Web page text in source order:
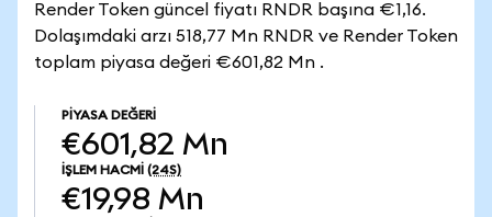
Render Token güncel fiyatı RNDR başına €1,16.
Dolaşımdaki arzı 518,77 Mn RNDR ve Render Token
toplam piyasa değeri €601,82 Mn .
PIYASA DEĞERI
€601,82 Mn
İŞLEM HACMI (24S)
€19,98 Mn